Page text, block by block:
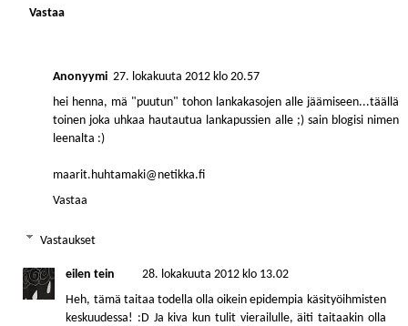
Vastaa
Anonyymi 27. lokakuuta 2012 klo 20.57
hei henna, mä "puutun" tohon lankakasojen alle jäämiseen...täällä
toinen joka uhkaa hautautua lankapussien alle ;) sain blogisi nimen
leenalta :)
maarit.huhtamaki@netikka.fi
Vastaa
Vastaukset
eilen tein
28. lokakuuta 2012 klo 13.02
Heh, tämä taitaa todella olla oikein epidempia käsityöihmisten
keskuudessa! :D Ja kiva kun tulit vierailulle, äiti taitaakin olla